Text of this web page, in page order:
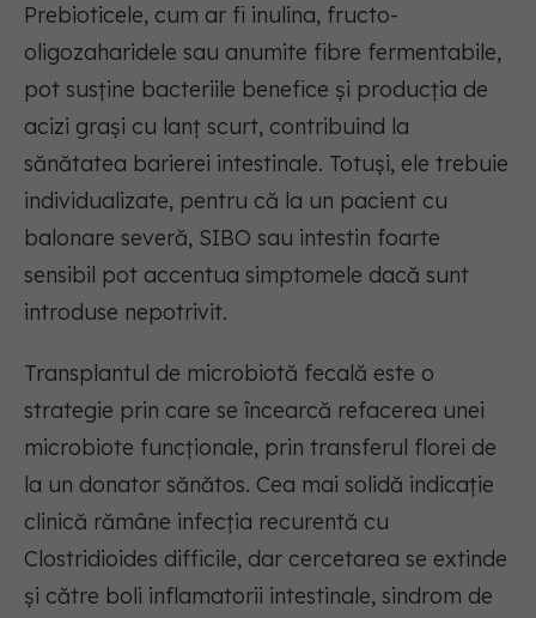
Prebioticele, cum ar fi inulina, fructo-
oligozaharidele sau anumite fibre fermentabile,
pot susține bacteriile benefice și producția de
acizi grași cu lanț scurt, contribuind la
sănătatea barierei intestinale. Totuși, ele trebuie
individualizate, pentru că la un pacient cu
balonare severă, SIBO sau intestin foarte
sensibil pot accentua simptomele dacă sunt
introduse nepotrivit.
Transplantul de microbiotă fecală este o
strategie prin care se încearcă refacerea unei
microbiote funcționale, prin transferul florei de
la un donator sănătos. Cea mai solidă indicație
clinică rămâne infecția recurentă cu
Clostridioides difficile, dar cercetarea se extinde
și către boli inflamatorii intestinale, sindrom de